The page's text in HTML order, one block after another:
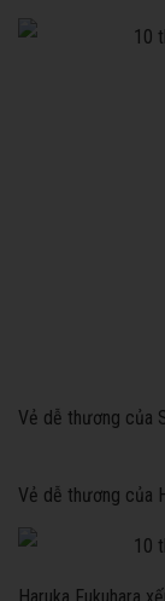
Vẻ dễ thương của
Vẻ dễ thương của